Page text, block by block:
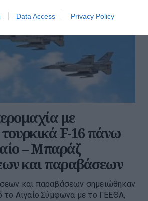
Data Access Privacy Policy
με
F-16 πάνω
– Μπαράζ
και παραβάσεων
και παραβάσεων σημειώθηκαν
Αιγαίο.Σύμφωνα με το ΓΕΕΘΑ,